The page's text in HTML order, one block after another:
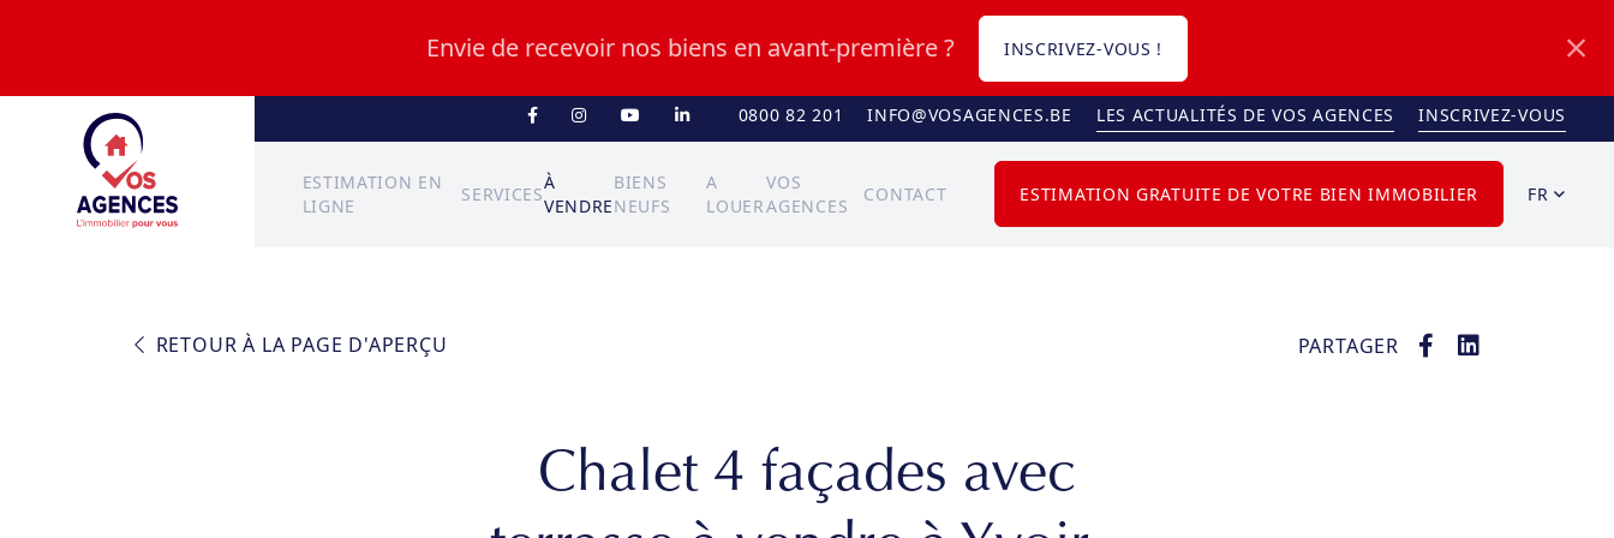
Envie de recevoir nos biens en avant-première ? INSCRIVEZ-VOUS !
0800 82 201 INFO@VOSAGENCES.BE LES ACTUALITÉS DE VOS AGENCES INSCRIVEZ-VOUS
ESTIMATION EN
LIGNE
SERVICES
À
VENDRE
BIENS
NEUFS
A
LOUER
VOS
AGENCES
CONTACT ESTIMATION GRATUITE DE VOTRE BIEN IMMOBILIER FR
RETOUR À LA PAGE D'APERÇU PARTAGER
Chalet 4 façades avec